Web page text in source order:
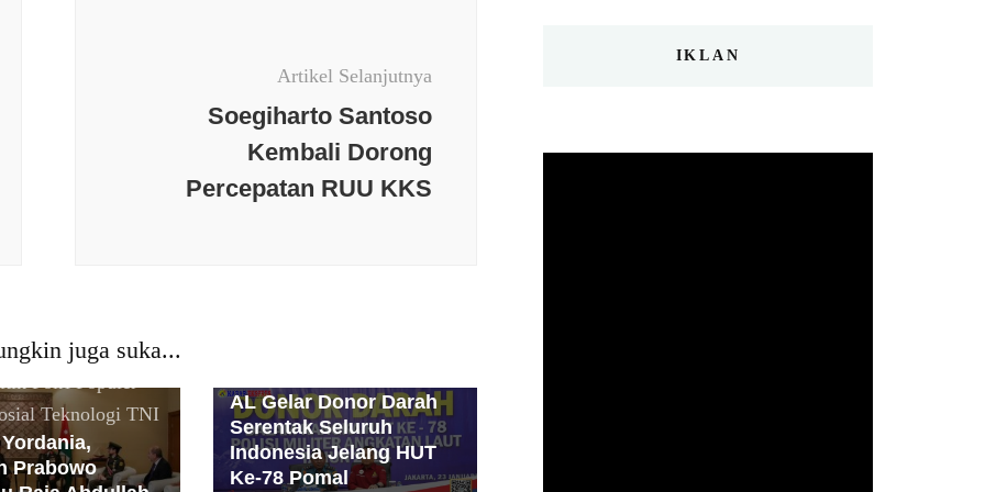
Artikel Selanjutnya
Soegiharto Santoso
Kembali Dorong
Percepatan RUU KKS
juga suka...
Opini Peristiwa
Polri Populer
Teknologi TNI
Prabowo
Berita terkini
Daerah Jakarta
Jawa Barat
Kesehatan Nasional News
AL Gelar Donor Darah
Serentak Seluruh
Indonesia Jelang HUT
Ke-78 Pomal
IKLAN